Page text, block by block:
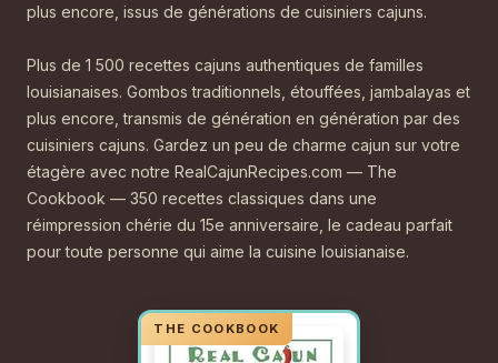
plus encore, issus de générations de cuisiniers cajuns.
Plus de 1 500 recettes cajuns authentiques de familles
louisianaises. Gombos traditionnels, étouffées, jambalayas et
plus encore, transmis de génération en génération par des
cuisiniers cajuns. Gardez un peu de charme cajun sur votre
étagère avec notre RealCajunRecipes.com — The
Cookbook — 350 recettes classiques dans une
réimpression chérie du 15e anniversaire, le cadeau parfait
pour toute personne qui aime la cuisine louisianaise.